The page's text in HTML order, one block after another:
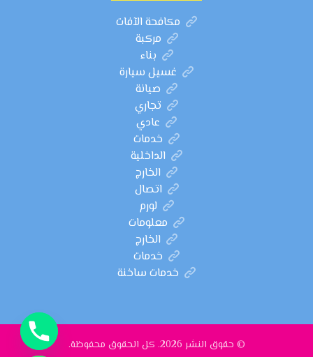
مكافحة الآفات
مركبة
بناء
غسيل سيارة
صيانة
تجاري
عادي
خدمات
الداخلية
الخارج
اتصال
لورم
معلومات
الخارج
خدمات
خدمات ساخنة
© حقوق النشر 2026. كل الحقوق محفوظة.